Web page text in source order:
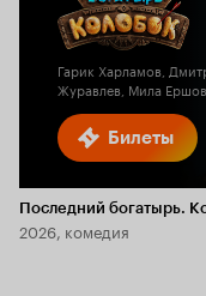
Билеты
Кинопоиска
Гарик Харламов,
Журавлев, Мила
Последний богатырь.
2026, комедия